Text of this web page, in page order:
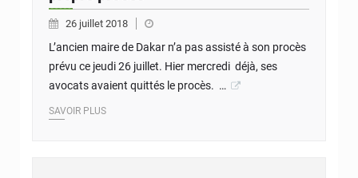
26 juillet 2018
L’ancien maire de Dakar n’a pas assisté à son procès
prévu ce jeudi 26 juillet. Hier mercredi déjà, ses
avocats avaient quittés le procès. …
SAVOIR PLUS